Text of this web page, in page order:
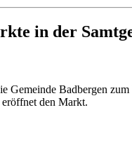
in der
Gemeinde Badbergen
den Markt.